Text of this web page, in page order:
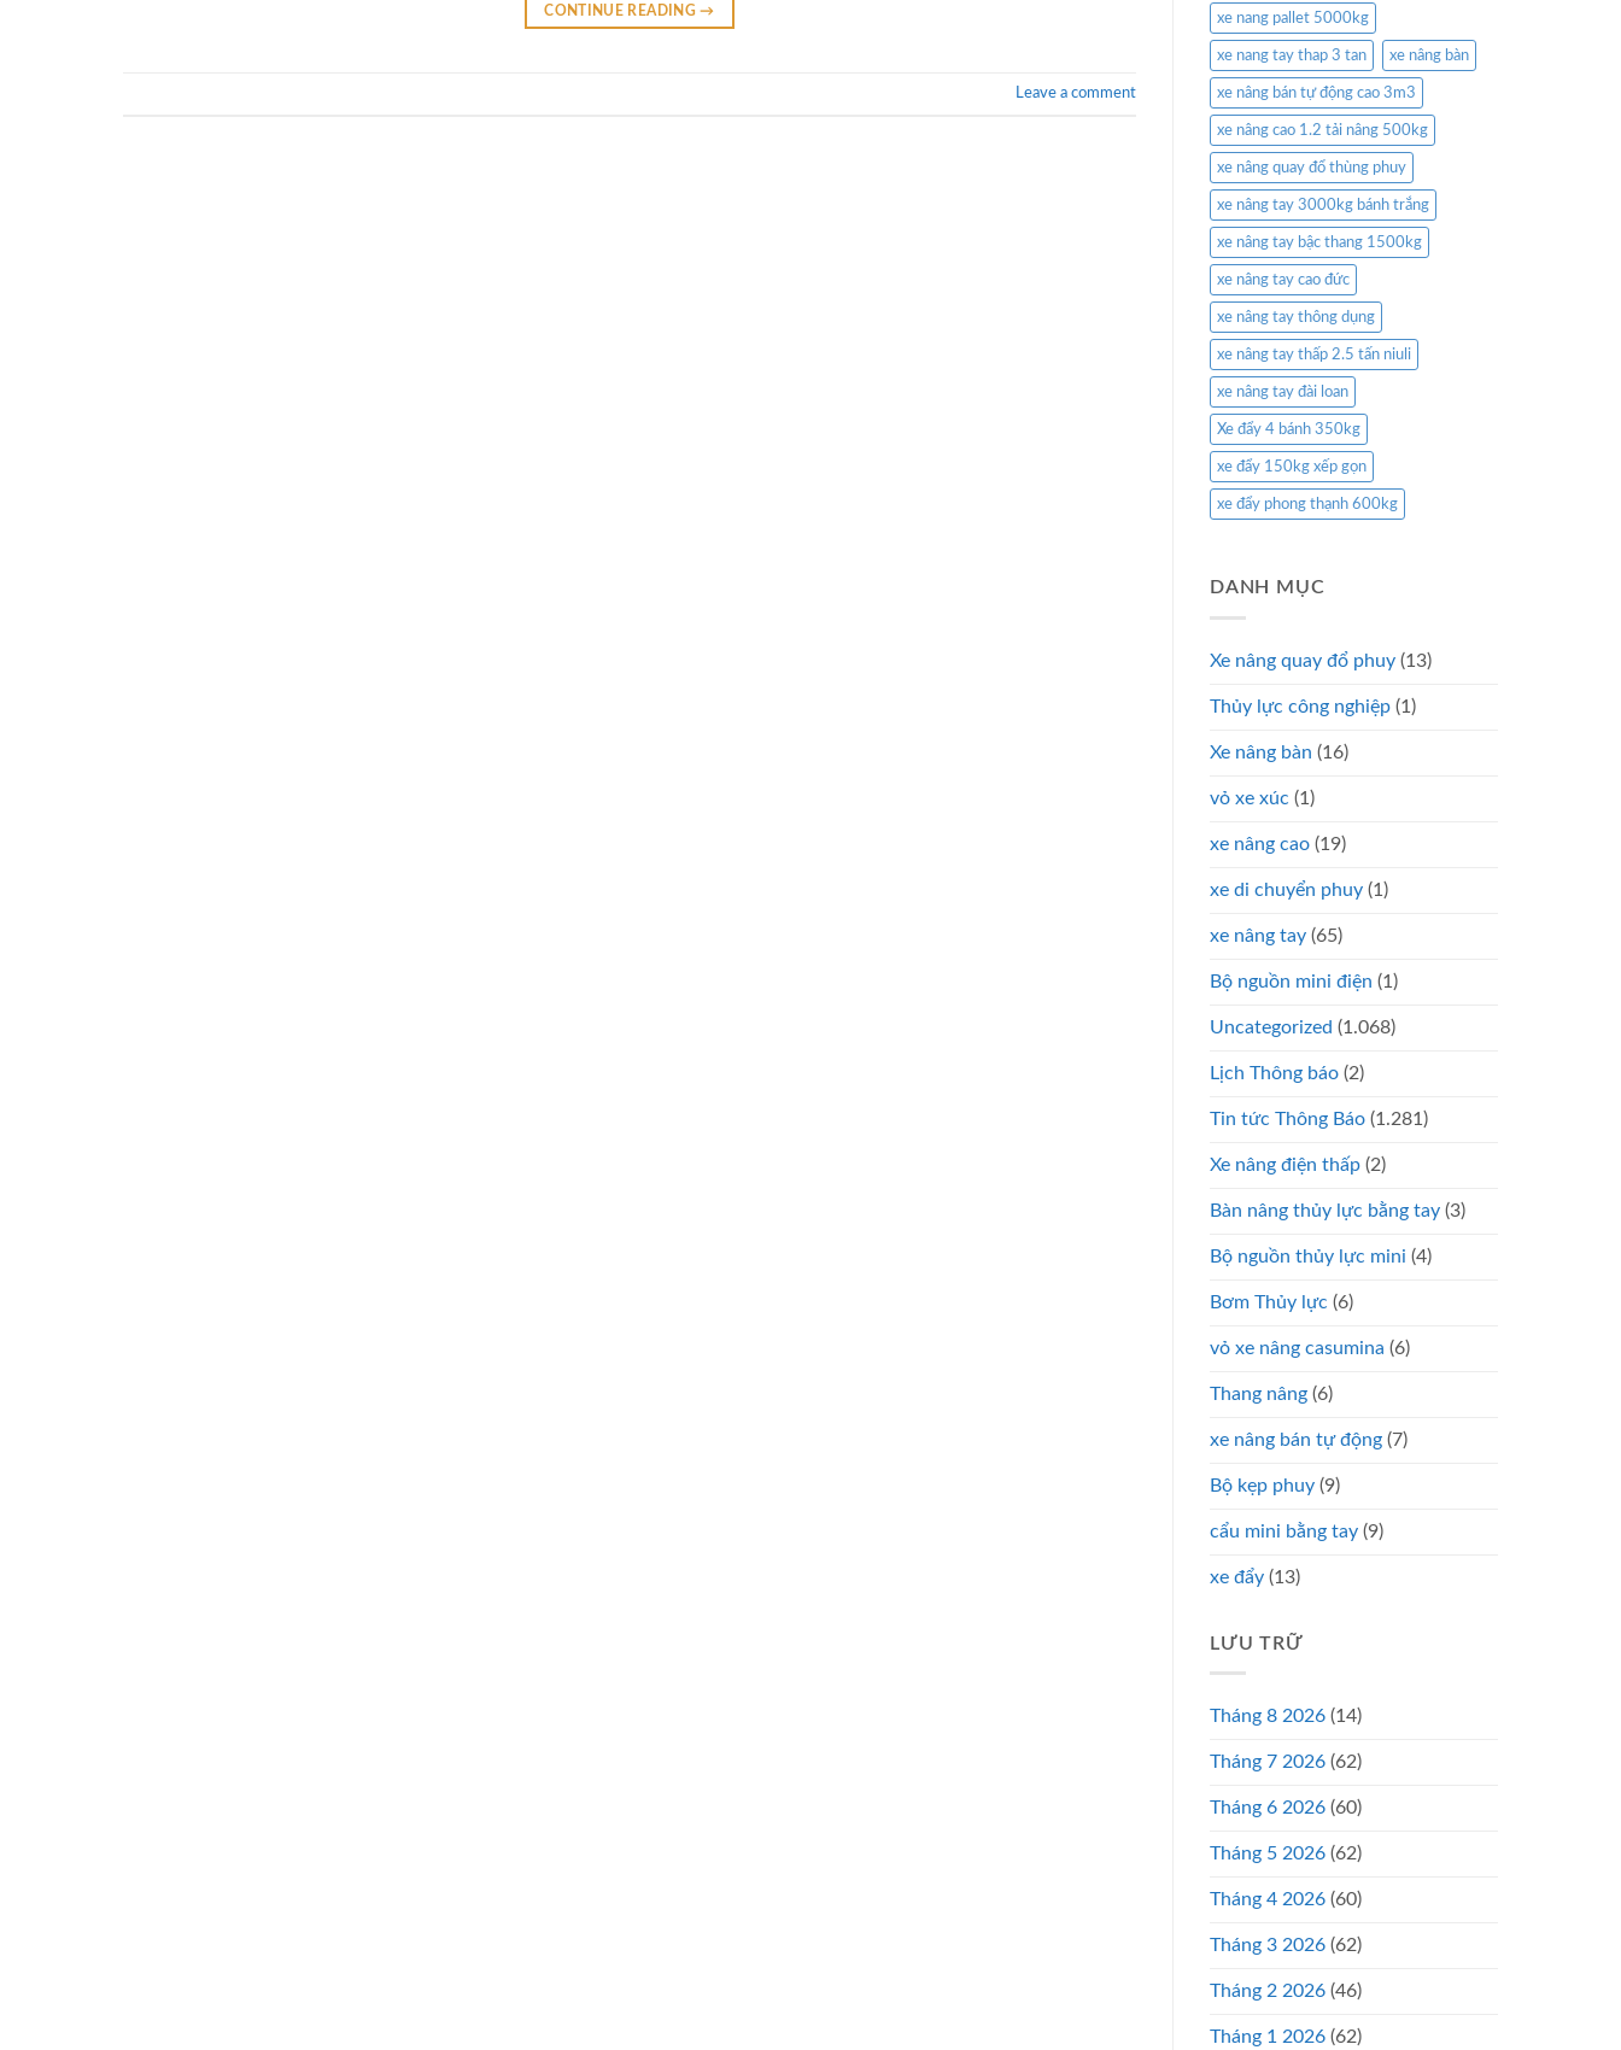
CONTINUE READING→
Leave a comment
xe nang pallet 5000kg
xe nang tay thap 3 tan xe nâng bàn
xe nâng bán tự động cao 3m3
xe nâng cao 1.2 tải nâng 500kg
xe nâng quay đổ thùng phuy
xe nâng tay 3000kg bánh trắng
xe nâng tay bậc thang 1500kg
xe nâng tay cao đức
xe nâng tay thông dụng
xe nâng tay thấp 2.5 tấn niuli
xe nâng tay đài loan
Xe đẩy 4 bánh 350kg
xe đẩy 150kg xếp gọn
xe đẩy phong thạnh 600kg
DANH MỤC
Xe nâng quay đổ phuy (13)
Thủy lực công nghiệp (1)
Xe nâng bàn (16)
vỏ xe xúc (1)
xe nâng cao (19)
xe di chuyển phuy (1)
xe nâng tay (65)
Bộ nguồn mini điện (1)
Uncategorized (1.068)
Lịch Thông báo (2)
Tin tức Thông Báo (1.281)
Xe nâng điện thấp (2)
Bàn nâng thủy lực bằng tay (3)
Bộ nguồn thủy lực mini (4)
Bơm Thủy lực (6)
vỏ xe nâng casumina (6)
Thang nâng (6)
xe nâng bán tự động (7)
Bộ kẹp phuy (9)
cẩu mini bằng tay (9)
xe đẩy (13)
LƯU TRỮ
Tháng 8 2026 (14)
Tháng 7 2026 (62)
Tháng 6 2026 (60)
Tháng 5 2026 (62)
Tháng 4 2026 (60)
Tháng 3 2026 (62)
Tháng 2 2026 (46)
Tháng 1 2026 (62)